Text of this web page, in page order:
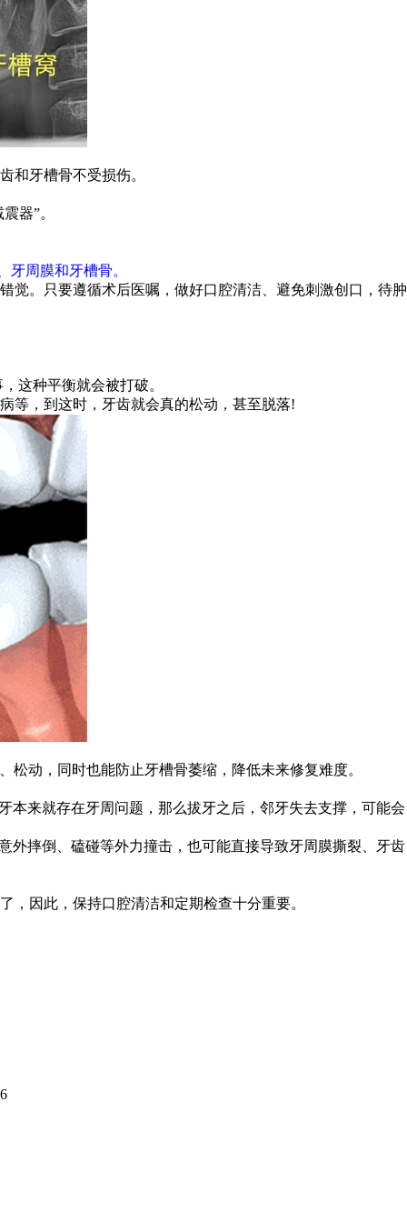
牙槽骨不受损伤。
器”。
牙周膜和牙槽骨。
。只要遵循术后医嘱，做好口腔清洁、避免刺激创口，待肿
这种平衡就会被打破。
，到这时，牙齿就会真的松动，甚至脱落!
动，同时也能防止牙槽骨萎缩，降低未来修复难度。
来就存在牙周问题，那么拔牙之后，邻牙失去支撑，可能会
摔倒、磕碰等外力撞击，也可能直接导致牙周膜撕裂、牙齿
因此，保持口腔清洁和定期检查十分重要。